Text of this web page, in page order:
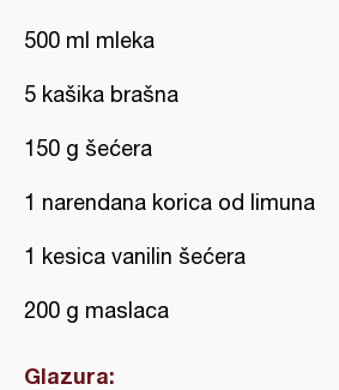
500 ml mleka
5 kašika brašna
150 g šećera
1 narendana korica od limuna
1 kesica vanilin šećera
200 g maslaca
Glazura: